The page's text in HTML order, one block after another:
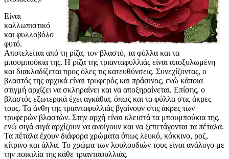
Είναι
καλλωπιστικό
και φυλλοβόλο
φυτό.
Αποτελείται από τη ρίζα, τον βλαστό, τα φύλλα και τα
μπουμπούκια της. Η ρίζα της τριανταφυλλιάς είναι αποξυλωμένη
και διακλαδίζεται προς όλες τις κατευθύνσεις. Συνεχίζοντας, ο
βλαστός της αρχικά είναι τρυφερός και πράσινος, ενώ κάποια
στιγμή αρχίζει να σκληραίνει και να αποξηραίνεται. Επίσης, ο
βλαστός εξωτερικά έχει αγκάθια, όπως και τα φύλλα στις άκρες
τους. Τα άνθη της τριανταφυλλιάς βγαίνουν στις άκρες των
τρυφερών βλαστών. Στην αρχή είναι κλειστά τα μπουμπούκια της,
ενώ σιγά σιγά αρχίζουν να ανοίγουν και να ξεπετάγονται τα πέταλα.
Τα πέταλα έχουν διάφορα χρώματα όπως λευκό, κόκκινο, ροζ,
κίτρινο και άλλα. Το χρώμα των λουλουδιών τους είναι ανάλογο με
την ποικιλία της κάθε τριανταφυλλιάς.